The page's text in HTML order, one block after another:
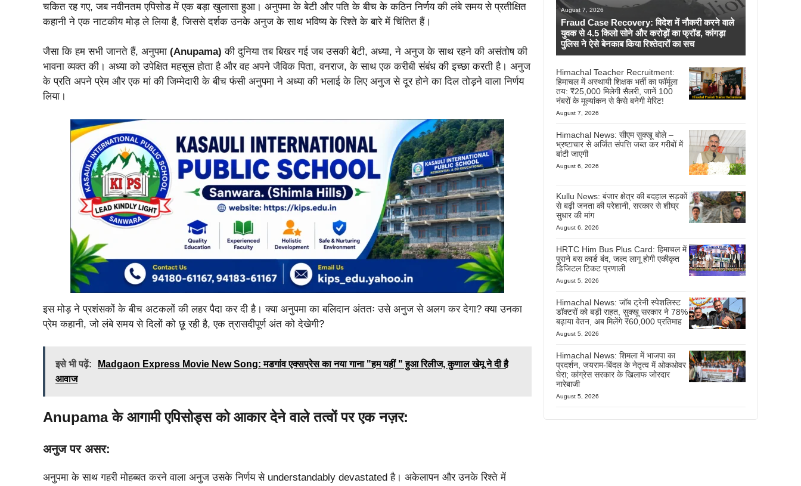
चकित रह गए, जब नवीनतम एपिसोड में एक बड़ा खुलासा हुआ। अनुपमा के बेटी और पति के बीच के कठिन निर्णय की लंबे समय से प्रतीक्षित
कहानी ने एक नाटकीय मोड़ ले लिया है, जिससे दर्शक उनके अनुज के साथ भविष्य के रिश्ते के बारे में चिंतित हैं।
जैसा कि हम सभी जानते हैं, अनुपमा (Anupama) की दुनिया तब बिखर गई जब उसकी बेटी, अध्या, ने अनुज के साथ रहने की असंतोष की
भावना व्यक्त की। अध्या को उपेक्षित महसूस होता है और वह अपने जैविक पिता, वनराज, के साथ एक करीबी संबंध की इच्छा करती है। अनुज
के प्रति अपने प्रेम और एक मां की जिम्मेदारी के बीच फंसी अनुपमा ने अध्या की भलाई के लिए अनुज से दूर होने का दिल तोड़ने वाला निर्णय
लिया।
इस मोड़ ने प्रशंसकों के बीच अटकलों की लहर पैदा कर दी है। क्या अनुपमा का बलिदान अंततः उसे अनुज से अलग कर देगा? क्या उनका
प्रेम कहानी, जो लंबे समय से दिलों को छू रही है, एक त्रासदीपूर्ण अंत को देखेगी?
इसे भी पढ़ें:
Madgaon Express Movie New Song: मडगांव एक्सप्रेस का नया गाना "हम यहीं " हुआ रिलीज, कुणाल खेमू ने दी है
आवाज
Anupama के आगामी एपिसोड्स को आकार देने वाले तत्वों पर एक नज़र:
अनुज पर असर:
अनुपमा के साथ गहरी मोहब्बत करने वाला अनुज उसके निर्णय से understandably devastated है। अकेलापन और उनके रिश्ते में
August 7, 2026
Fraud Case Recovery: विदेश में नौकरी करने वाले
युवक से 4.5 किलो सोने और करोड़ों का फ्रॉड, कांगड़ा
पुलिस ने ऐसे बेनकाब किया रिश्तेदारों का सच
Himachal Teacher Recruitment:
हिमाचल में अस्थायी शिक्षक भर्ती का फॉर्मूला
तय: ₹25,000 मिलेगी सैलरी, जानें 100
नंबरों के मूल्यांकन से कैसे बनेगी मेरिट!
August 7, 2026
Himachal News: सीएम सुक्खू बोले –
भ्रष्टाचार से अर्जित संपत्ति जब्त कर गरीबों में
बांटी जाएगी
August 6, 2026
Kullu News: बंजार क्षेत्र की बदहाल सड़कों
से बढ़ी जनता की परेशानी, सरकार से शीघ्र
सुधार की मांग
August 6, 2026
HRTC Him Bus Plus Card: हिमाचल में
पुराने बस कार्ड बंद, जल्द लागू होगी एकीकृत
डिजिटल टिकट प्रणाली
August 5, 2026
Himachal News: जॉब ट्रेनी स्पेशलिस्ट
डॉक्टरों को बड़ी राहत, सुक्खू सरकार ने 78%
बढ़ाया वेतन, अब मिलेंगे ₹60,000 प्रतिमाह
August 5, 2026
Himachal News: शिमला में भाजपा का
प्रदर्शन, जयराम-बिंदल के नेतृत्व में ओकओवर
घेरा; कांग्रेस सरकार के खिलाफ जोरदार
नारेबाजी
August 5, 2026